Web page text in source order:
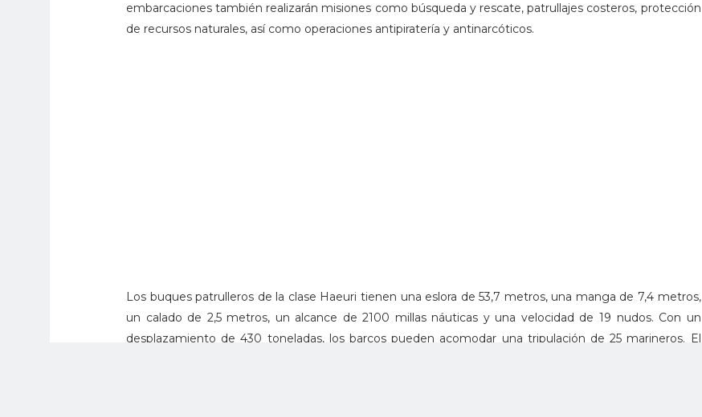
embarcaciones también realizarán misiones como búsqueda y rescate, patrullajes costeros, protección
de recursos naturales, así como operaciones antipiratería y antinarcóticos.
Los buques patrulleros de la clase Haeuri tienen una eslora de 53,7 metros, una manga de 7,4 metros,
un calado de 2,5 metros, un alcance de 2100 millas náuticas y una velocidad de 19 nudos. Con un
desplazamiento de 430 toneladas, los barcos pueden acomodar una tripulación de 25 marineros. El